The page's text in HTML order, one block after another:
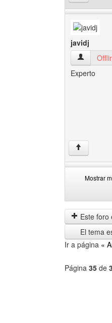
javidj
javidj Ver
Experto
↑
Mostrar
by
Este foro
El tema
Ir a página «
Página 35 de